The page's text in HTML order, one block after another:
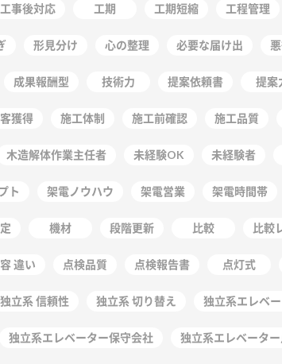
工事後対応 工期 工期短縮 工程管理
形見分け 心の整理 必要な届け出
成果報酬型 技術力 提案依頼書 提案
獲得 施工体制 施工前確認 施工品質
木造解体作業主任者 未経験OK 未経験者
ト 架電ノウハウ 架電営業 架電時間帯
機材 段階更新 比較 比較
違い 点検品質 点検報告書 点灯式
独立系 信頼性 独立系 切り替え 独立系エレベ
独立系エレベーター保守会社 独立系エレベータ